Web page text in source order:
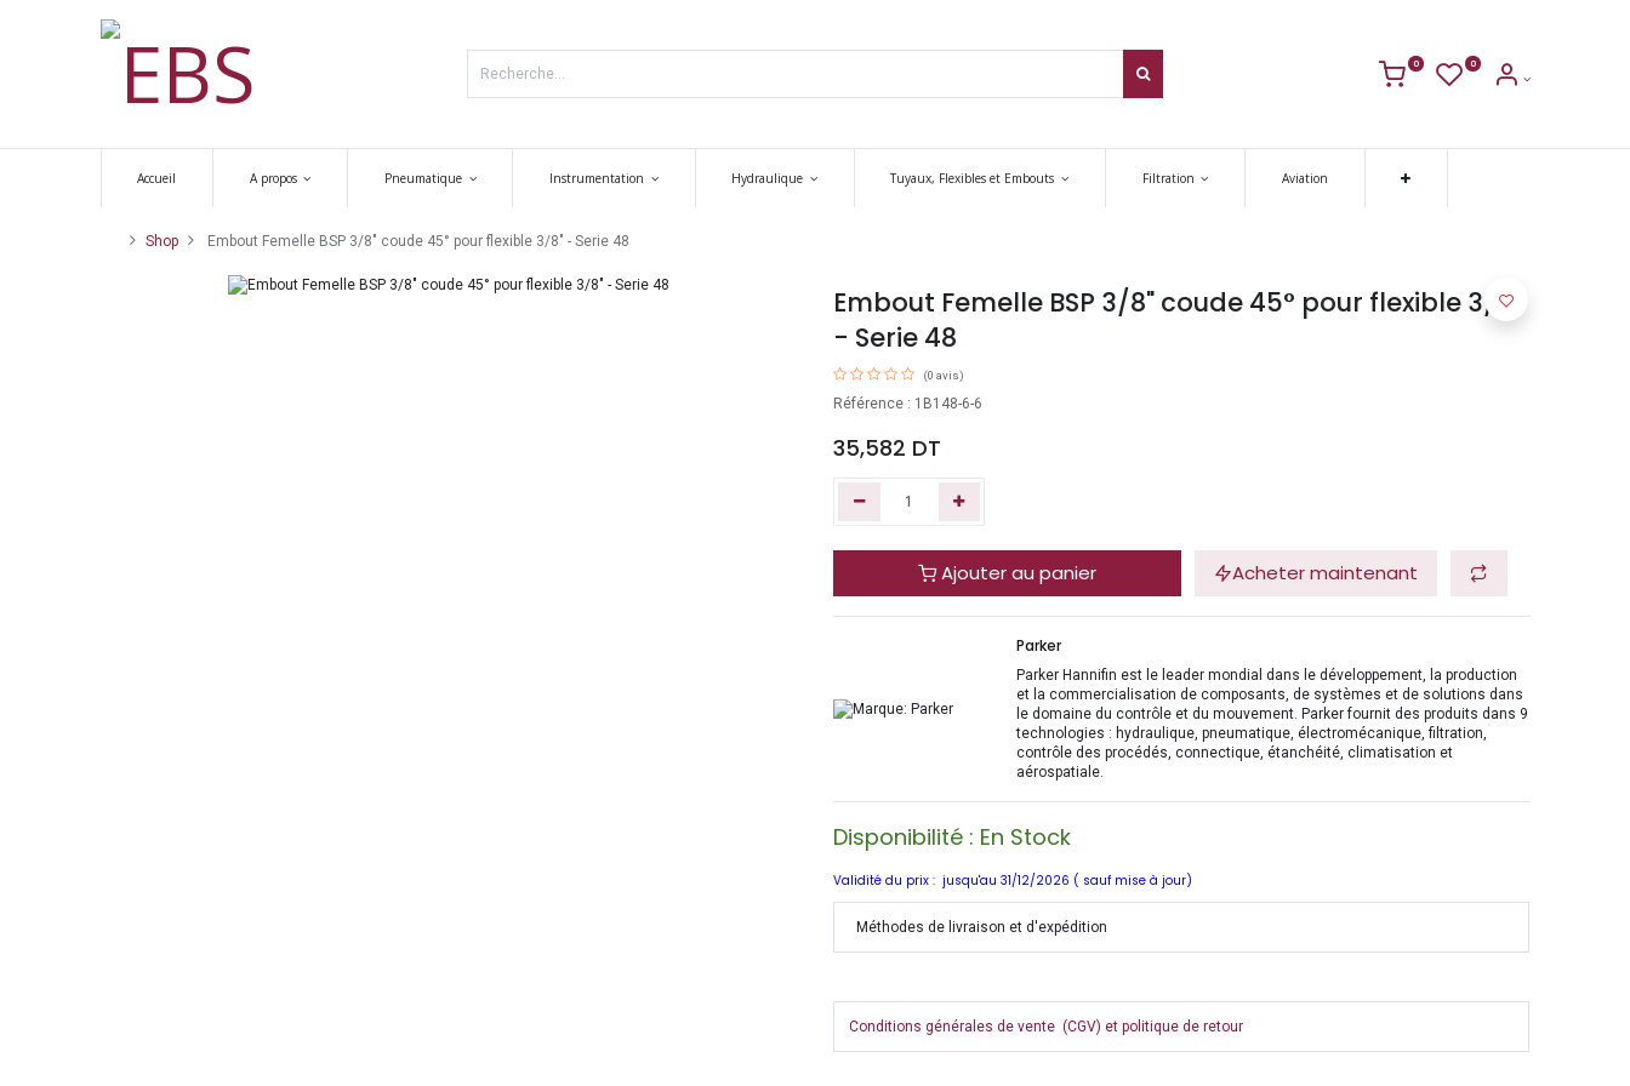
0 0
Accueil A propos Pneumatique Instrumentation Hydraulique Tuyaux, Flexibles et Embouts Filtration Aviation
Shop Embout Femelle BSP 3/8" coude 45° pour flexible 3/8" - Serie 48
Embout Femelle BSP 3/8" coude 45° pour flexible 3/8"
- Serie 48
(0 avis)
Référence : 1B148-6-6
35,582 DT
Ajouter au panier Acheter maintenant
Parker
Parker Hannifin est le leader mondial dans le développement, la production
et la commercialisation de composants, de systèmes et de solutions dans
le domaine du contrôle et du mouvement. Parker fournit des produits dans 9
technologies : hydraulique, pneumatique, électromécanique, filtration,
contrôle des procédés, connectique, étanchéité, climatisation et
aérospatiale.
Disponibilité : En Stock
Validité du prix : jusqu'au 31/12/2026 ( sauf mise à jour)
Méthodes de livraison et d'expédition
Conditions générales de vente (CGV) et politique de retour